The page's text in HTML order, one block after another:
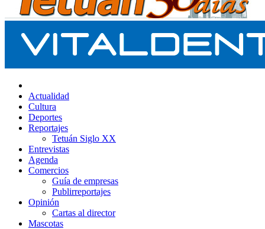
Actualidad
Cultura
Deportes
Reportajes
Tetuán Siglo XX
Entrevistas
Agenda
Comercios
Guía de empresas
Publirreportajes
Opinión
Cartas al director
Mascotas